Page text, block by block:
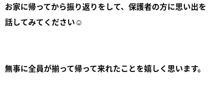
お家に帰ってから振り返りをして、保護者の方に思い出を
話してみてください☺︎
無事に全員が揃って帰って来れたことを嬉しく思います。